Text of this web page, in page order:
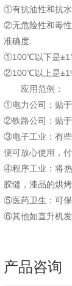
①有抗油性和抗
②无危险性和毒性
准确度:
①100℃以下是
②100℃以上是
应用范例：
①电力公司：贴于
②铁路公司：贴于
③电子工业：有些
便可放心使用，
④程序工业：将热
胶缝，漆品的烘烤
⑤医药卫生：可保
⑥其他如直升机发
产品咨询